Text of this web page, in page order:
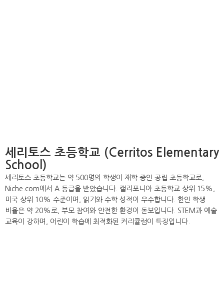
세리토스 초등학교 (Cerritos Elementary
School)
세리토스 초등학교는 약 500명의 학생이 재학 중인 공립 초등학교로,
Niche.com에서 A 등급을 받았습니다. 캘리포니아 초등학교 상위 15%,
미국 상위 10% 수준이며, 읽기와 수학 성적이 우수합니다. 한인 학생
비율은 약 20%로, 부모 참여와 안전한 환경이 돋보입니다. STEM과 예술
교육이 강하며, 어린이 학습에 최적화된 커리큘럼이 특징입니다.